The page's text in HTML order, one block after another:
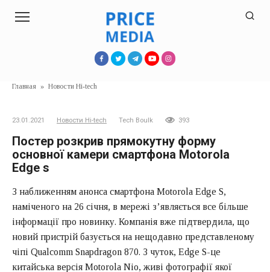
Главная » Новости Hi-tech
23.01.2021 Новости Hi-tech Tech Boulk 393
Постер розкрив прямокутну форму
основної камери смартфона Motorola
Edge s
З наближенням анонса смартфона Motorola Edge S,
наміченого на 26 січня, в мережі з’являється все більше
інформації про новинку. Компанія вже підтвердила, що
новий пристрій базується на нещодавно представленому
чіпі Qualcomm Snapdragon 870. З чуток, Edge S-це
китайська версія Motorola Nio, живі фотографії якої